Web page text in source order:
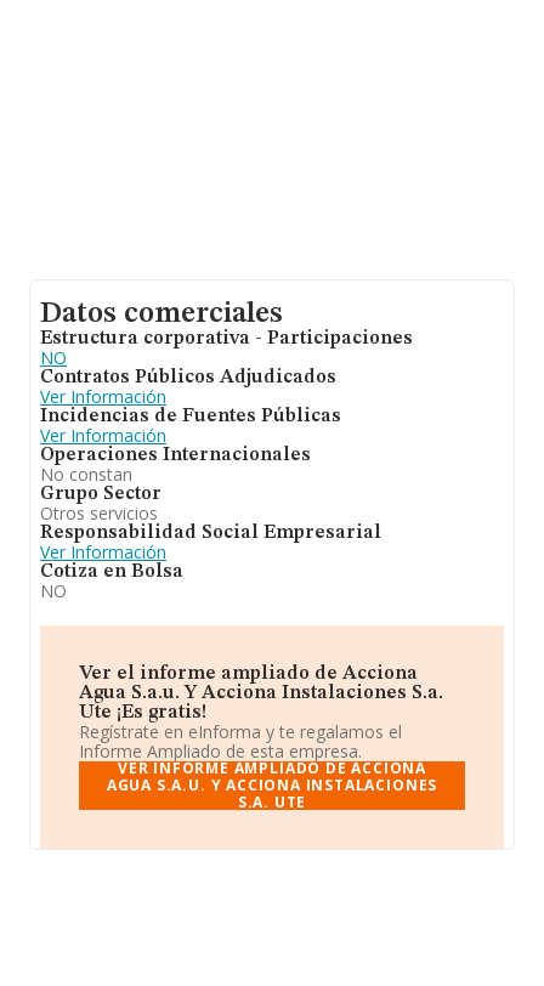
Datos comerciales
Estructura corporativa - Participaciones
NO
Contratos Públicos Adjudicados
Ver Información
Incidencias de Fuentes Públicas
Ver Información
Operaciones Internacionales
No constan
Grupo Sector
Otros servicios
Responsabilidad Social Empresarial
Ver Información
Cotiza en Bolsa
NO
Ver el informe ampliado de Acciona
Agua S.a.u. Y Acciona Instalaciones S.a.
Ute ¡Es gratis!
Regístrate en eInforma y te regalamos el
Informe Ampliado de esta empresa.
VER INFORME AMPLIADO DE ACCIONA
AGUA S.A.U. Y ACCIONA INSTALACIONES
S.A. UTE